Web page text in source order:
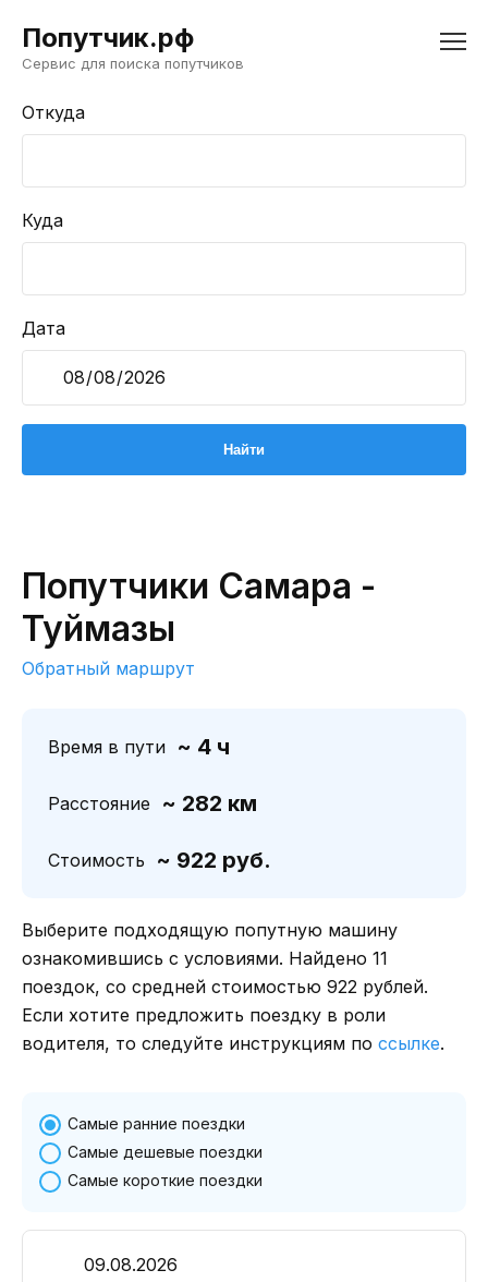
Попутчик.рф
Сервис для поиска попутчиков
Откуда
Куда
Дата
Попутчики Самара -
Туймазы
Обратный маршрут
Время в пути ~ 4 ч
Расстояние ~ 282 км
Стоимость ~ 922 руб.
Выберите подходящую попутную машину
ознакомившись с условиями. Найдено 11
поездок, со средней стоимостью 922 рублей.
Если хотите предложить поездку в роли
водителя, то следуйте инструкциям по ссылке.
Самые ранние поездки
Самые дешевые поездки
Самые короткие поездки
09.08.2026